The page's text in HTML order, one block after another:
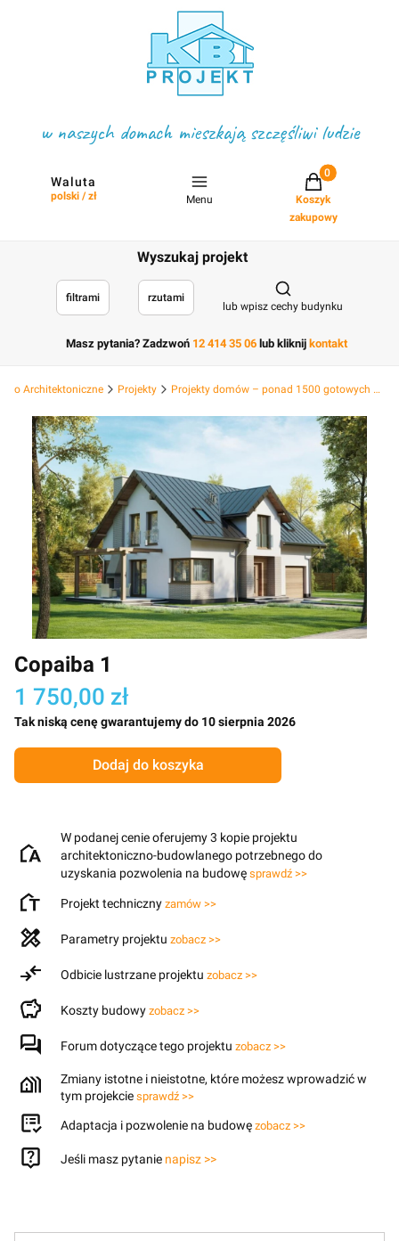
w naszych domach mieszkają szczęśliwi ludzie
Waluta
polski / zł Menu
Projekty w
Koszyk
zakupowy
Wyszukaj projekt
filtrami rzutami
Otwórz
lub wpisz cechy budynku
Masz pytania? Zadzwoń 12 414 35 06 lub kliknij kontakt
Architektoniczne Projekty Projekty domów – ponad 1500 gotowych projektów
Copaiba 1
1 750,00 zł
Tak niską cenę gwarantujemy do 10 sierpnia 2026
Dodaj do koszyka
W podanej cenie oferujemy 3 kopie projektu
architektoniczno-budowlanego potrzebnego do
uzyskania pozwolenia na budowę sprawdź >>
Projekt techniczny zamów >>
Parametry projektu zobacz >>
Odbicie lustrzane projektu zobacz >>
Koszty budowy zobacz >>
Forum dotyczące tego projektu zobacz >>
Zmiany istotne i nieistotne, które możesz wprowadzić w
tym projekcie sprawdź >>
Adaptacja i pozwolenie na budowę zobacz >>
Jeśli masz pytanie napisz >>